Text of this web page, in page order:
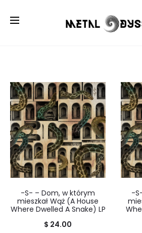
-S- – Dom, w którym
mieszkał Wąż (A House
Where Dwelled A Snake) LP
$ 24.00
-